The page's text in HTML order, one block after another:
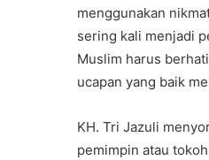
menggunakan
sering kali menjadi
Muslim harus
ucapan yang baik
KH. Tri Jazuli
pemimpin atau